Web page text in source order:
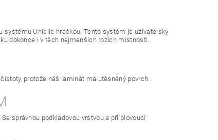
systému Uniclic hračkou. Tento systém je uživatelsky
dokonce i v těch nejmenších rozích místnosti.
protože náš laminát má utěsněný povrch.
správnou podkladovou vrstvou a při plovoucí